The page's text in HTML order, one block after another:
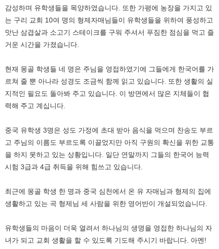
감성하며 유학생들을 목양하였습니다. 또한 가평에 농장을 가지고 있
는 구리 교회 10여 명의 형제자매님들이 유학생들을 위하여 풍성하고
맛난 삼겹살과 소고기 스테이크를 구워 주셔서 푸짐한 점심을 먹고 즐
거운 시간을 가졌습니다.
현재 몽골 학생들 네 명은 주님을 영접하였기에 그들에게 한국어를 가
르쳐 줄 뿐 아나라 성경도 조금씩 함께 읽고 있습니다. 또한 생활의 실
지적인 필요도 돌아봐 주고 있습니다. 이 방면에서 많은 지체들이 협
력해 주고 계십니다.
중국 유학생 3명은 성도 가정에 초대 받아 음식을 먹으며 찬송도 부르
고 주님의 이름도 부르도록 이끌었지만 아직 구원의 확신을 위한 교통
을 하지 못하고 있는 상황입니다. 일단 연말까지 그들의 한국어 능력
시험 3급과 4급 취득을 위해 힘쓰고 있습니다.
최근에 몽골 학생 한 명과 중국 심천에서 온 유 자매님과 형제의 집에
생활하고 있는 곡 형제님 세 사람을 위한 영어반이 개설되었습니다.
유학생들의 마음이 더욱 열려서 하나님의 생명을 영접한 하나님의 자
녀가 되고 교회 생활을 할 수 있도록 기도해 주시기 바랍니다. 아멘!